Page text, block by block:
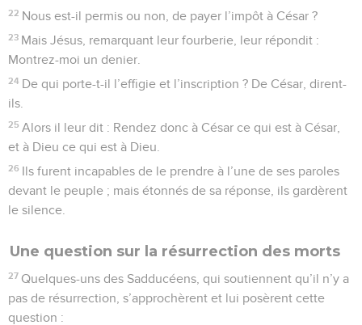
22 Nous est-il permis ou non, de payer l’impôt à César ?
23 Mais Jésus, remarquant leur fourberie, leur répondit :
Montrez-moi un denier.
24 De qui porte-t-il l’effigie et l’inscription ? De César, dirent-
ils.
25 Alors il leur dit : Rendez donc à César ce qui est à César,
et à Dieu ce qui est à Dieu.
26 Ils furent incapables de le prendre à l’une de ses paroles
devant le peuple ; mais étonnés de sa réponse, ils gardèrent
le silence.
Une question sur la résurrection des morts
27 Quelques-uns des Sadducéens, qui soutiennent qu’il n’y a
pas de résurrection, s’approchèrent et lui posèrent cette
question :